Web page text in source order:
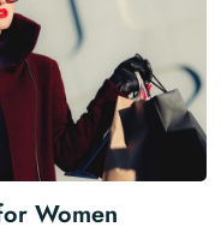
Women